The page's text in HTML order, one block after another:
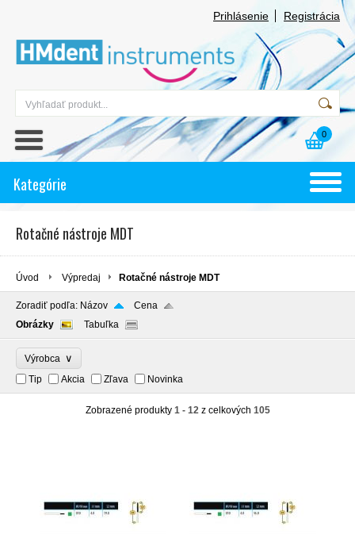
Prihlásenie Registrácia
0
Kategórie
Rotačné nástroje MDT
Úvod Výpredaj Rotačné nástroje MDT
Zoradiť podľa: Názov
Cena
Obrázky
Tabuľka
Výrobca ∨
Tip Akcia Zľava Novinka
Zobrazené produkty 1 - 12z celkových 105